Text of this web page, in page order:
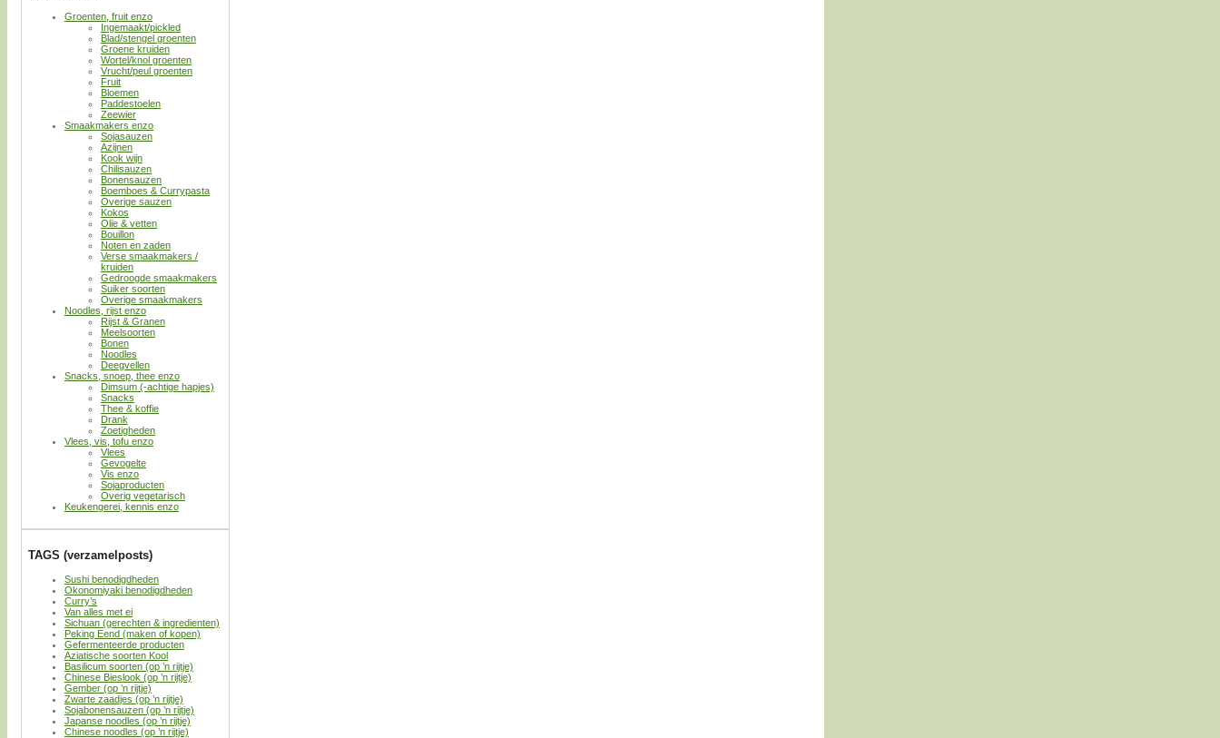
Groenten, fruit enzo
Ingemaakt/pickled
Blad/stengel groenten
Groene kruiden
Wortel/knol groenten
Vrucht/peul groenten
Fruit
Bloemen
Paddestoelen
Zeewier
Smaakmakers enzo
Sojasauzen
Azijnen
Kook wijn
Chilisauzen
Bonensauzen
Boemboes & Currypasta
Overige sauzen
Kokos
Olie & vetten
Bouillon
Noten en zaden
Verse smaakmakers /
kruiden
Gedroogde smaakmakers
Suiker soorten
Overige smaakmakers
Noodles, rijst enzo
Rijst & Granen
Meelsoorten
Bonen
Noodles
Deegvellen
Snacks, snoep, thee enzo
Dimsum (-achtige hapjes)
Snacks
Thee & koffie
Drank
Zoetigheden
Vlees, vis, tofu enzo
Vlees
Gevogelte
Vis enzo
Sojaproducten
Overig vegetarisch
Keukengerei, kennis enzo
TAGS (verzamelposts)
Sushi benodigdheden
Okonomiyaki benodigdheden
Curry’s
Van alles met ei
Sichuan (gerechten & ingredienten)
Peking Eend (maken of kopen)
Gefermenteerde producten
Aziatische soorten Kool
Basilicum soorten (op ’n rijtje)
Chinese Bieslook (op ’n rijtje)
Gember (op ’n rijtje)
Zwarte zaadjes (op ’n rijtje)
Sojabonensauzen (op ’n rijtje)
Japanse noodles (op ’n rijtje)
Chinese noodles (op ’n rijtje)